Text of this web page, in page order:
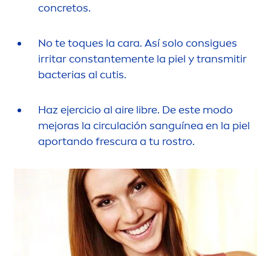
concretos.
No te toques la cara. Así solo consigues
irritar constantemente la piel y transmitir
bacterias al cutis.
Haz ejercicio al aire libre. De este modo
mejoras la circulación sanguínea en la piel
aportando frescura a tu rostro.